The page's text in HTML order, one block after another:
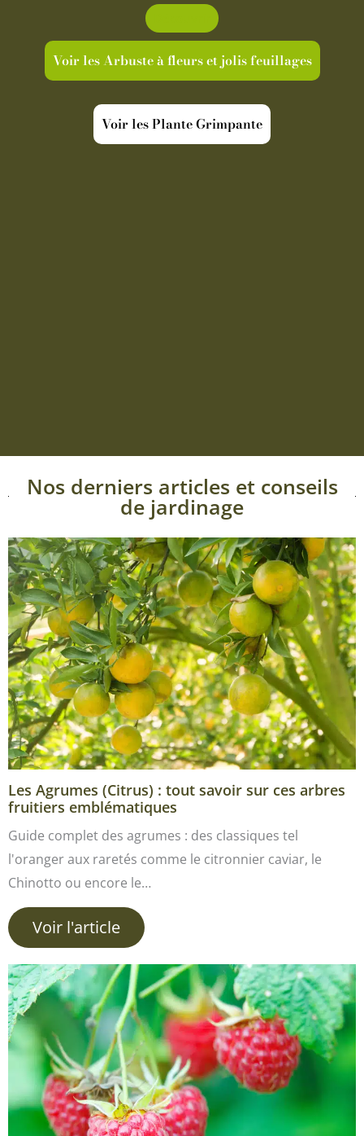
Voir les Arbuste à fleurs et jolis feuillages
Voir les Plante Grimpante
Nos derniers articles et conseils
de jardinage
Les Agrumes (Citrus) : tout savoir sur ces arbres
fruitiers emblématiques
Guide complet des agrumes : des classiques tel
l'oranger aux raretés comme le citronnier caviar, le
Chinotto ou encore le…
Voir l'article